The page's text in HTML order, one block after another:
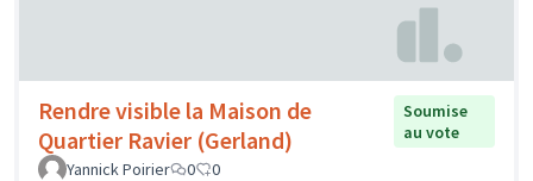
Rendre visible la Maison de
Quartier Ravier (Gerland)
Soumise
au vote
Yannick Poirier
0 0